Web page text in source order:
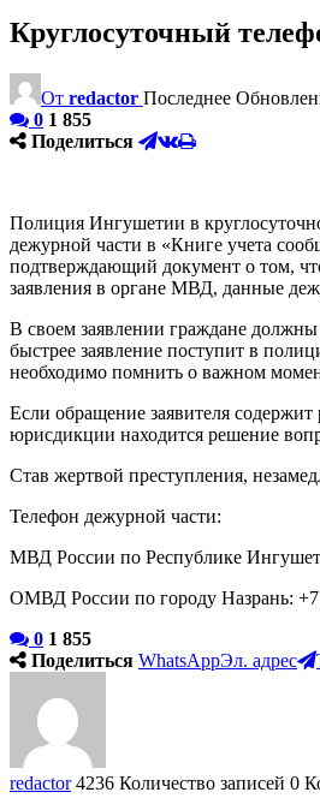
Круглосуточный
От redactor Последнее
0 1 855
Поделиться
Полиция Ингушетии в
дежурной части в «Книге учета
подтверждающий документ о том,
заявления в органе МВД, данные
В своем заявлении граждане
быстрее заявление поступит в
необходимо помнить о важном
Если обращение заявителя
юрисдикции находится решение
Став жертвой преступления,
Телефон дежурной части:
МВД России по Республике
ОМВД России по городу Назрань: +7
0 1 855
Поделиться WhatsAppЭл. адрес
redactor 4236 Количество записей 0